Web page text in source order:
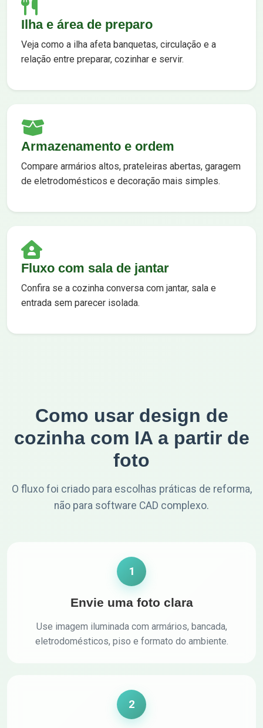
Ilha e área de preparo
Veja como a ilha afeta banquetas, circulação e a
relação entre preparar, cozinhar e servir.
Armazenamento e ordem
Compare armários altos, prateleiras abertas, garagem
de eletrodomésticos e decoração mais simples.
Fluxo com sala de jantar
Confira se a cozinha conversa com jantar, sala e
entrada sem parecer isolada.
Como usar design de
cozinha com IA a partir de
foto
O fluxo foi criado para escolhas práticas de reforma,
não para software CAD complexo.
1
Envie uma foto clara
Use imagem iluminada com armários, bancada,
eletrodomésticos, piso e formato do ambiente.
2